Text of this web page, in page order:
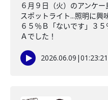
６月９日（火）のアンケ
スポットライト...照明に興
６５％Ｂ「ないです」３
Ａでした！
2026.06.09 |01:23:21